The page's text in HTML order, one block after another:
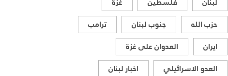
حزب الله
جنوب لبنان
ترامب
ايران
العدوان على غزة
العدو الاسرائيلي
اخبار لبنان